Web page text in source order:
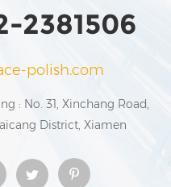
2381506
polish.com
: No. 31, Xinchang Road,
District, Xiamen